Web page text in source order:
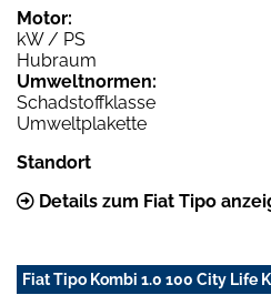
Motor:
kW / PS
Hubraum
Umweltnormen:
Schadstoffklasse
Umweltplakette
Standort
Details zum Fiat Tipo
Fiat Tipo Kombi 1.0 100 City Life